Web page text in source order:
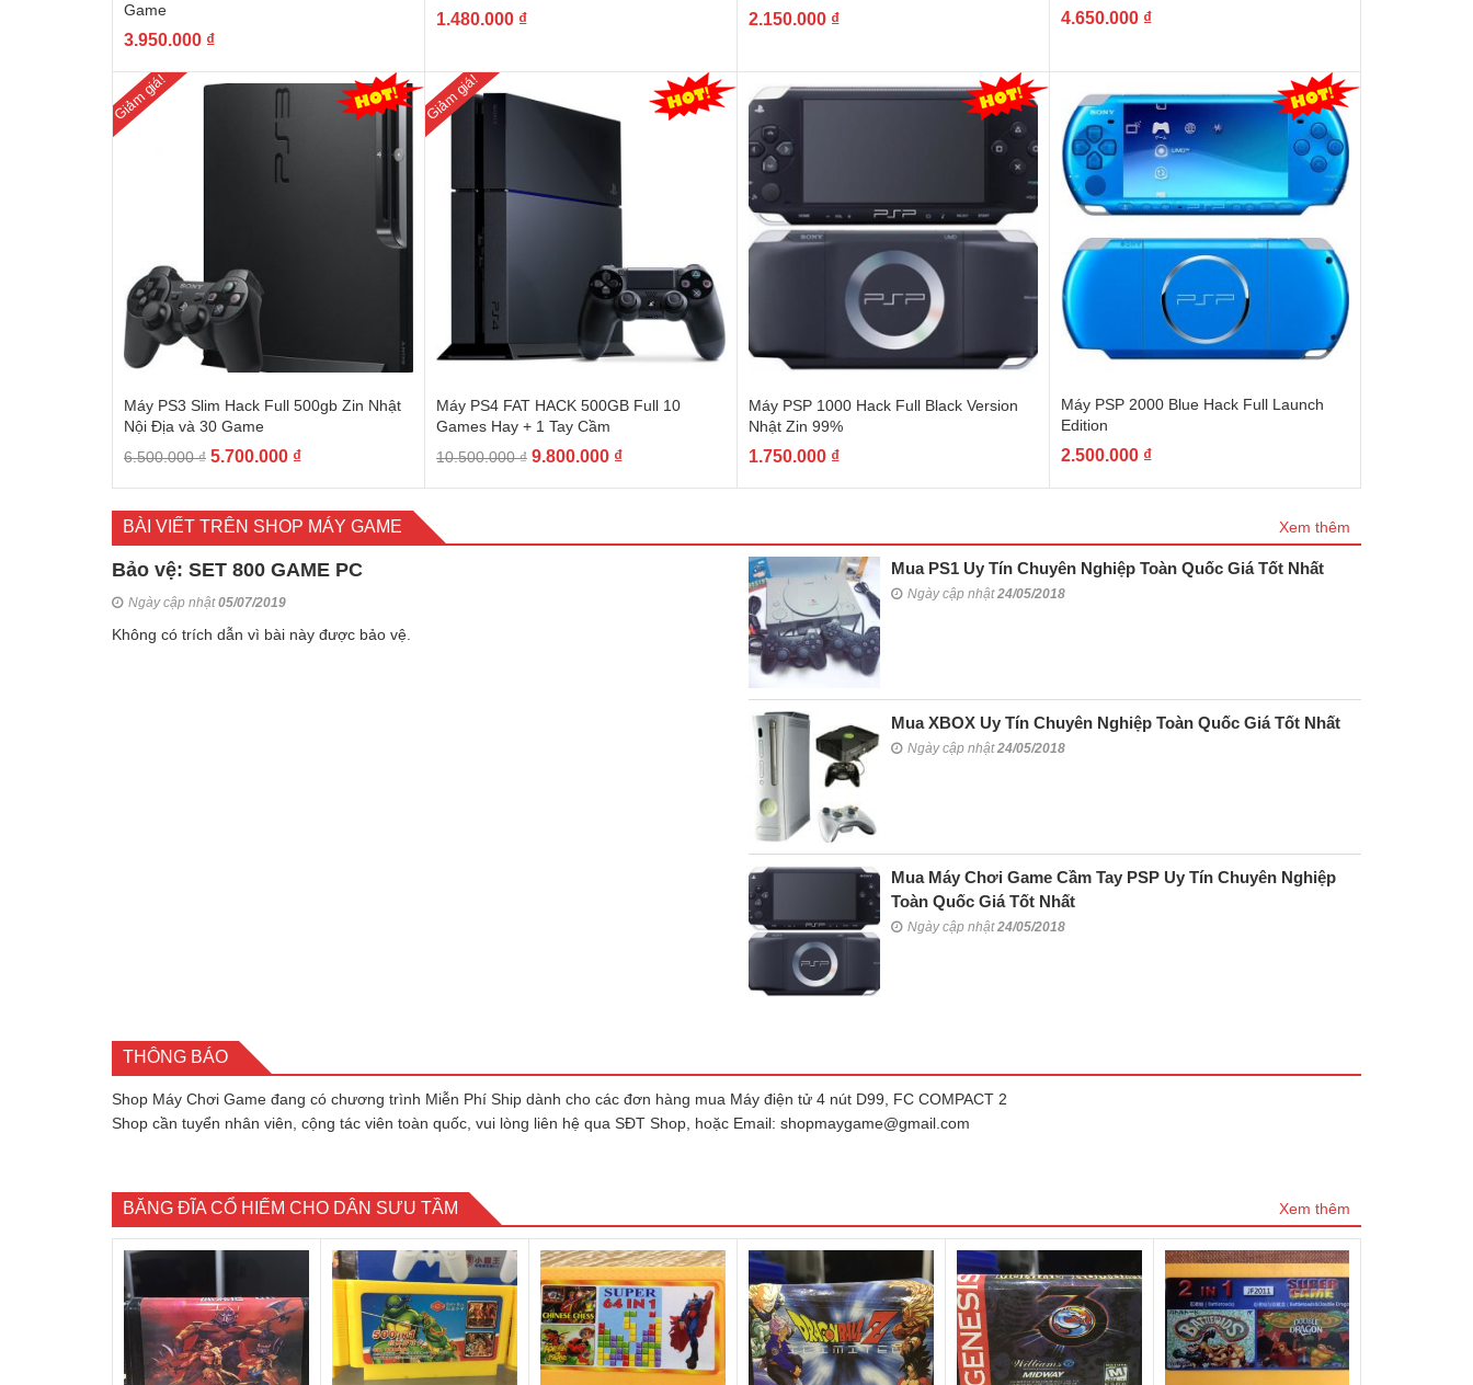
Game
3.950.000 ₫
1.480.000 ₫ 2.150.000 ₫ 4.650.000 ₫
Giảm giá!
Máy PS3 Slim Hack Full 500gb Zin Nhật
Nội Địa và 30 Game
6.500.000₫ 5.700.000 ₫
Giảm giá!
Máy PS4 FAT HACK 500GB Full 10
Games Hay + 1 Tay Cầm
10.500.000₫ 9.800.000 ₫
Máy PSP 1000 Hack Full Black Version
Nhật Zin 99%
1.750.000 ₫
Máy PSP 2000 Blue Hack Full Launch
Edition
2.500.000 ₫
BÀI VIẾT TRÊN SHOP MÁY GAME Xem thêm
Bảo vệ: SET 800 GAME PC
Ngày cập nhật05/07/2019
Không có trích dẫn vì bài này được bảo vệ.
Mua PS1 Uy Tín Chuyên Nghiệp Toàn Quốc Giá Tốt Nhất
Ngày cập nhật24/05/2018
Mua XBOX Uy Tín Chuyên Nghiệp Toàn Quốc Giá Tốt Nhất
Ngày cập nhật24/05/2018
Mua Máy Chơi Game Cầm Tay PSP Uy Tín Chuyên Nghiệp
Toàn Quốc Giá Tốt Nhất
Ngày cập nhật24/05/2018
THÔNG BÁO
Shop Máy Chơi Game đang có chương trình Miễn Phí Ship dành cho các đơn hàng mua Máy điện tử 4 nút D99, FC COMPACT 2
Shop cần tuyển nhân viên, cộng tác viên toàn quốc, vui lòng liên hệ qua SĐT Shop, hoặc Email: shopmaygame@gmail.com
BĂNG ĐĨA CỔ HIẾM CHO DÂN SƯU TẦM Xem thêm